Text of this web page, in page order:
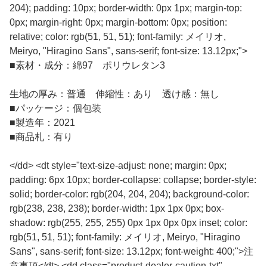
204); padding: 10px; border-width: 0px 1px; margin-top:
0px; margin-right: 0px; margin-bottom: 0px; position:
relative; color: rgb(51, 51, 51); font-family: メイリオ,
Meiryo, "Hiragino Sans", sans-serif; font-size: 13.12px;">
■素材・成分：綿97 ポリウレタン3
生地の厚み：普通 伸縮性：あり 透け感：無し
■パッケージ：個包装
■製造年：2021
■商品札：有り
</dd> <dt style="text-size-adjust: none; margin: 0px;
padding: 6px 10px; border-collapse: collapse; border-style:
solid; border-color: rgb(204, 204, 204); background-color:
rgb(238, 238, 238); border-width: 1px 1px 0px; box-
shadow: rgb(255, 255, 255) 0px 1px 0px 0px inset; color:
rgb(51, 51, 51); font-family: メイリオ, Meiryo, "Hiragino
Sans", sans-serif; font-size: 13.12px; font-weight: 400;">注